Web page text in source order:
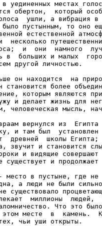
в уединенных местах
обертон,  который
ушли, а вибрация
было пустынным, то оно
естественной
несколько
и  они  намного
в  больших и малых
другой личностью.
он находится  на
более
которым являются
и делает жизнь для
человеческая мысль,
вернулся из
и там был
древней  школы
звучит и становится
и видящие
существует и продолжает
место в пустыне, где
а люди не были
существовало
миллионы  людей,
Что это
этом месте  в  камень.
чьи уши открыты.